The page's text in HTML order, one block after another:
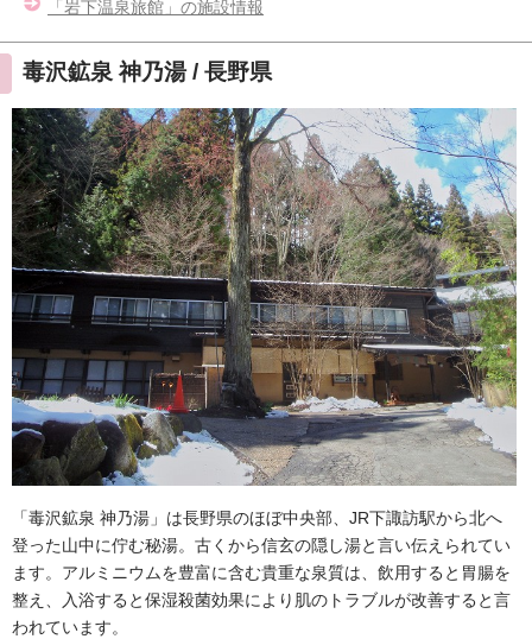
「岩下温泉旅館」の施設情報
毒沢鉱泉 神乃湯 / 長野県
「毒沢鉱泉 神乃湯」は長野県のほぼ中央部、JR下諏訪駅から北へ
登った山中に佇む秘湯。古くから信玄の隠し湯と言い伝えられてい
ます。アルミニウムを豊富に含む貴重な泉質は、飲用すると胃腸を
整え、入浴すると保湿殺菌効果により肌のトラブルが改善すると言
われています。